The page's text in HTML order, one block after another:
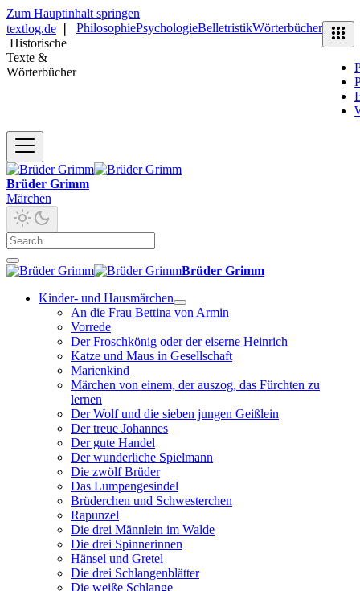
Zum Hauptinhalt springen
textlog.de
Historische
Texte &
Wörterbücher
PhilosophiePsychologieBelletristikWörterbücher
Brüder Grimm
Märchen
Brüder Grimm
Kinder- und Hausmärchen
An die Frau Bettina von Armin
Vorrede
Der Froschkönig oder der eiserne Heinrich
Katze und Maus in Gesellschaft
Marienkind
Märchen von einem, der auszog, das Fürchten zu
lernen
Der Wolf und die sieben jungen Geißlein
Der treue Johannes
Der gute Handel
Der wunderliche Spielmann
Die zwölf Brüder
Das Lumpengesindel
Brüderchen und Schwesterchen
Rapunzel
Die drei Männlein im Walde
Die drei Spinnerinnen
Hänsel und Gretel
Die drei Schlangenblätter
Die weiße Schlange